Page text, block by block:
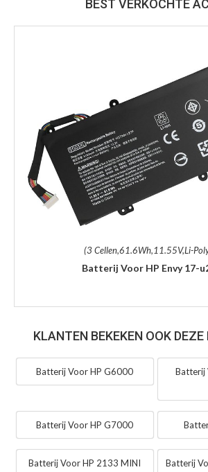
BEST VERKOCHTE
(3 Cellen,61.6Wh,11.55V,Li-
Batterij Voor HP Envy 17-
KLANTEN BEKEKEN OOK DEZE
Batterij Voor HP G6000
Batterij
Batterij Voor HP G7000
Batterij Voor HP 2133 MINI
Batterij